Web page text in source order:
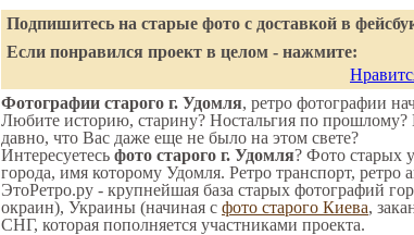
Подпишитесь на старые фото с доставкой в
Если понравился проект в целом - нажмите:
Фотографии старого г. Удомля, ретро фотографии
Любите историю, старину? Ностальгия по
давно, что Вас даже еще не было на этом свете?
Интересуетесь фото старого г. Удомля? Фото старых
города, имя которому Удомля. Ретро транспорт, ретро
ЭтоРетро.ру - крупнейшая база старых фотографий
окраин), Украины (начиная с фото старого Киева,
СНГ, которая пополняется участниками проекта.